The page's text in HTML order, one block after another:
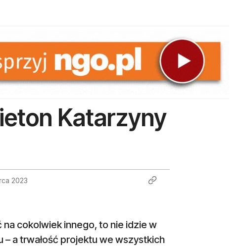
Katarzyny
2023
cokolwiek innego, to nie idzie w
a trwałość projektu we wszystkich